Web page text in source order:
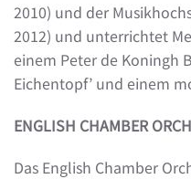
2010) und der
2012) und unterrichtet
einem Peter de Koningh
Eichentopf’ und einem
ENGLISH CHAMBER
Das English Chamber